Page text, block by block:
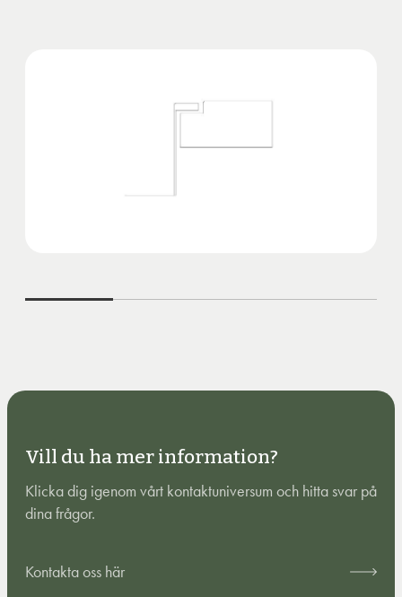
Vill du ha mer information?
Klicka dig igenom vårt kontaktuniversum och hitta svar på
dina frågor.
Kontakta oss här